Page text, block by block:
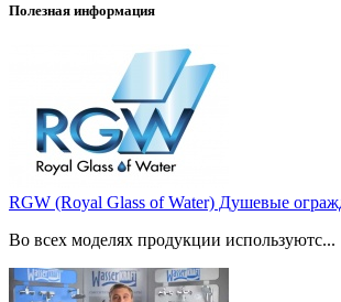
Полезная информация
RGW (Royal Glass of Water) Душевые
Во всех моделях продукции используютс...